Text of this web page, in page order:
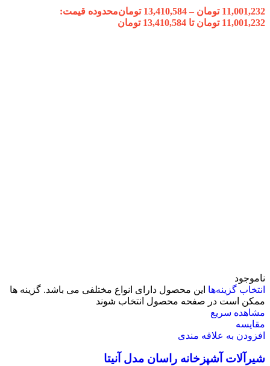
11,001,232 تومان –
13,410,584 تومانمحدوده قیمت:
11,001,232 تومان تا 13,410,584 تومان
ناموجود
انتخاب گزینه‌ها این محصول دارای انواع مختلفی می باشد. گزینه ها
ممکن است در صفحه محصول انتخاب شوند
مشاهده سریع
مقایسه
افزودن به علاقه مندی
شیرآلات آشپزخانه راسان مدل آنیتا